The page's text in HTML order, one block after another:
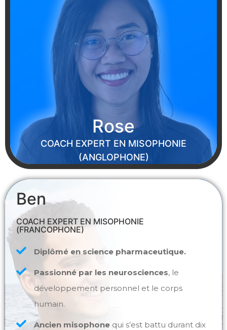
Rose
COACH EXPERT EN MISOPHONIE
(ANGLOPHONE)
Ben
COACH EXPERT EN MISOPHONIE
(FRANCOPHONE)
Diplômé en science pharmaceutique.
Passionné par les neurosciences, le
développement personnel et le corps
humain.
Ancien misophone qui s’est battu durant dix